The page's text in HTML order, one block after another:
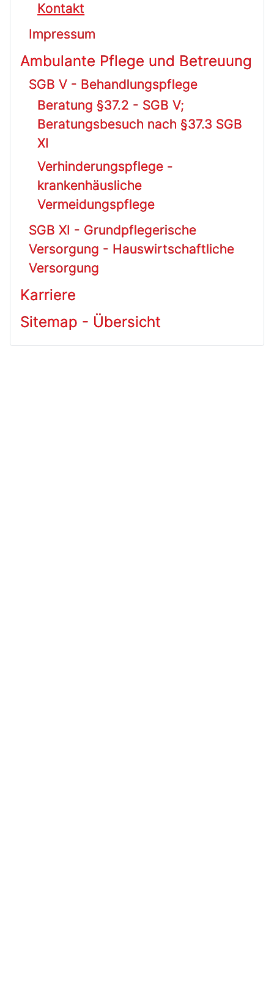
Kontakt
Impressum
Ambulante Pflege und Betreuung
SGB V - Behandlungspflege
Beratung §37.2 - SGB V;
Beratungsbesuch nach §37.3 SGB
XI
Verhinderungspflege -
krankenhäusliche
Vermeidungspflege
SGB XI - Grundpflegerische
Versorgung - Hauswirtschaftliche
Versorgung
Karriere
Sitemap - Übersicht